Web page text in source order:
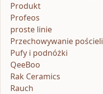
Produkt
Profeos
proste linie
Przechowywanie pościeli
Pufy i podnóżki
QeeBoo
Rak Ceramics
Rauch